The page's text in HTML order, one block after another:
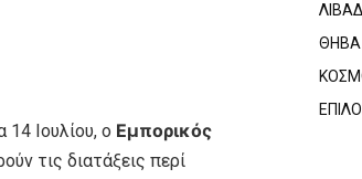
14 Ιουλίου, ο Εμπορικός
τις διατάξεις περί
ΘΗΒΑ